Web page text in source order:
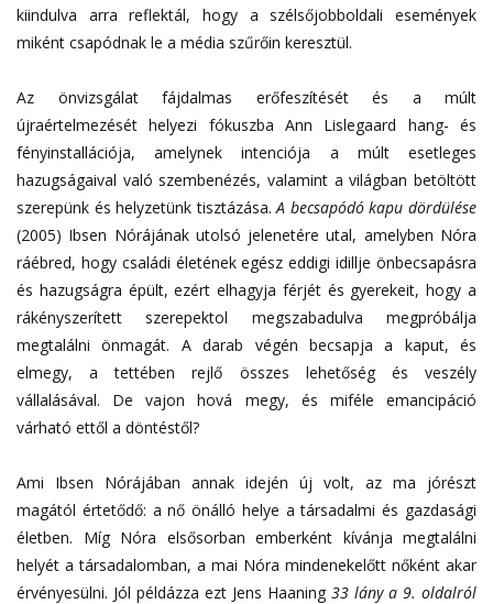
kiindulva arra reflektál, hogy a szélsőjobboldali események
miként csapódnak le a média szűrőin keresztül.
Az önvizsgálat fájdalmas erőfeszítését és a múlt
újraértelmezését helyezi fókuszba Ann Lislegaard hang- és
fényinstallációja, amelynek intenciója a múlt esetleges
hazugságaival való szembenézés, valamint a világban betöltött
szerepünk és helyzetünk tisztázása.A becsapódó kapu dördülése
(2005) Ibsen Nórájának utolsó jelenetére utal, amelyben Nóra
ráébred, hogy családi életének egész eddigi idillje önbecsapásra
és hazugságra épült, ezért elhagyja férjét és gyerekeit, hogy a
rákényszerített szerepektol megszabadulva megpróbálja
megtalálni önmagát. A darab végén becsapja a kaput, és
elmegy, a tettében rejlő összes lehetőség és veszély
vállalásával. De vajon hová megy, és miféle emancipáció
várható ettől a döntéstől?
Ami Ibsen Nórájában annak idején új volt, az ma jórészt
magától értetődő: a nő önálló helye a társadalmi és gazdasági
életben. Míg Nóra elsősorban emberként kívánja megtalálni
helyét a társadalomban, a mai Nóra mindenekelőtt nőként akar
érvényesülni. Jól példázza ezt Jens Haaning 33 lány a 9. oldalról